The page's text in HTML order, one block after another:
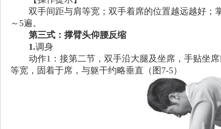
双手间距与肩等宽；双手着席的位置越远越好
～5遍。
第三式：撑臂头仰腰反缩
1.调身
动作1：接第二节，双手沿大腿及坐席，手贴坐
等宽，固着于席，与躯干约略垂直（图7-5）